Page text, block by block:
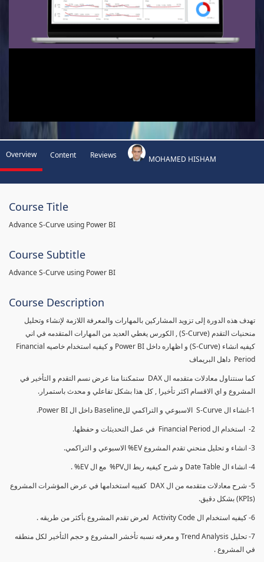
Overview Content Reviews MOHAMED HISHAM
Course Title
Advance S-Curve using Power BI
Course Subtitle
Advance S-Curve using Power BI
Course Description
تهدف هذه الدورة إلى تزويد المشاركين بالمهارات والمعرفة اللازمة لإنشاء وتحليل
منحنيات التقدم (S-Curve) , الكورس يغطي العديد من المهارات المتقدمه في اني
كيفيه انشاء (S-Curve) و اظهاره داخل Power BI و كيفيه استخدام خاصيه Financial
Period داهل البريماف
كما سنتناول معادلات متقدمه ال DAX ستمكننا منا عرض نسم التقدم و التأخير في
المشروع و اي الاقسام اكثر تأخيرا , كل هذا بشكل تفاعلي و محدث باستمرار.
1-انشاء ال S-Curve الاسبوعي و التراكمي للBaseline داخل ال Power BI.
2- استخدام ال Financial Period في عمل التحديثات و حفظها.
3- انشاء و تحليل منحني تقدم المشروع EV% الاسبوعي و التراكمي.
4- انشاء ال Date Table و شرح كيفيه ربط الPV% مع ال EV% .
5- شرح معادلات متقدمه من ال DAX كفييه استخدامها في عرض المؤشرات المشروع
(KPIs) بشكل دقيق.
6- كيفيه استخدام ال Activity Code لعرض تقدم المشروع بأكثر من طريقه .
7- تحليل Trend Analysis و معرفه نسبه تأخشر المشروع و حجم التأخير لكل منطقه
في المشروع .